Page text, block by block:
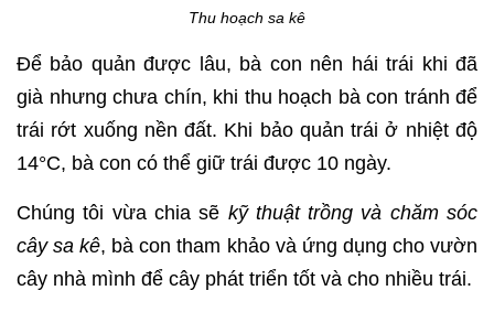
Thu hoạch sa kê
Để bảo quản được lâu, bà con nên hái trái khi đã
già nhưng chưa chín, khi thu hoạch bà con tránh để
trái rớt xuống nền đất. Khi bảo quản trái ở nhiệt độ
14°C, bà con có thể giữ trái được 10 ngày.
Chúng tôi vừa chia sẽ kỹ thuật trồng và chăm sóc
cây sa kê, bà con tham khảo và ứng dụng cho vườn
cây nhà mình để cây phát triển tốt và cho nhiều trái.